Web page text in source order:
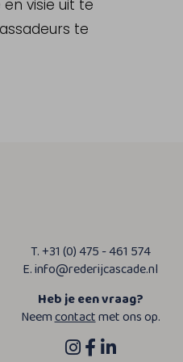
visie uit te
te
T. +31 (0) 475 - 461 574
E. info@rederijcascade.nl
Heb je een vraag?
Neemcontactmet ons op.